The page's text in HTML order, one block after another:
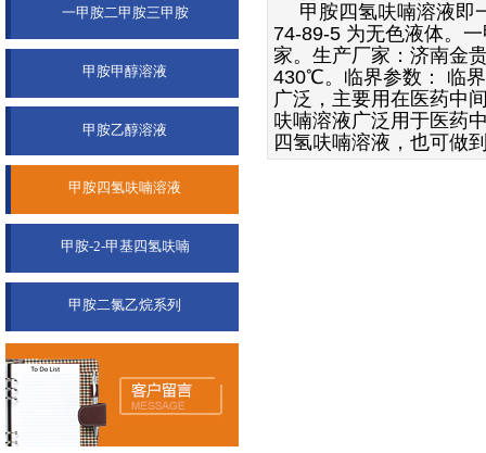
甲胺四氢呋喃溶液即
74-89-5 为无色液体。
家。生产厂家：济南金
430℃。临界参数：
临
广泛，主要用在医药中
呋喃溶液广泛用于医药
四氢呋喃溶液，也可做
一甲胺二甲胺三甲胺
甲胺甲醇溶液
甲胺乙醇溶液
甲胺四氢呋喃溶液
甲胺-2-甲基四氢呋喃
甲胺二氯乙烷系列
双击此处添加文字